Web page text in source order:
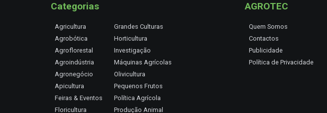
Categorias
Agricultura
Agrobótica
Agroflorestal
Agroindústria
Agronegócio
Apicultura
Feiras & Eventos
Floricultura
Grandes Culturas
Horticultura
Investigação
Máquinas Agrícolas
Olivicultura
Pequenos Frutos
Política Agrícola
Produção Animal
AGROTEC
Quem Somos
Contactos
Publicidade
Política de Privacidade